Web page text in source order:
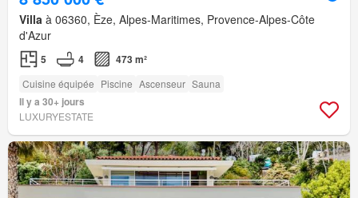
Villa à 06360, Èze, Alpes-Maritimes, Provence-Alpes-Côte
d'Azur
5 4 473 m²
Cuisine équipée Piscine Ascenseur Sauna
Il y a 30+ jours
LUXURYESTATE